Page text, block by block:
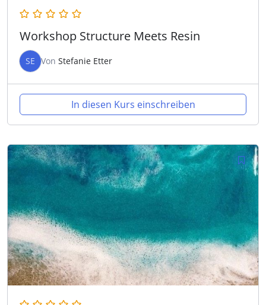
Workshop Structure Meets Resin
SE Von Stefanie Etter
In diesen Kurs einschreiben